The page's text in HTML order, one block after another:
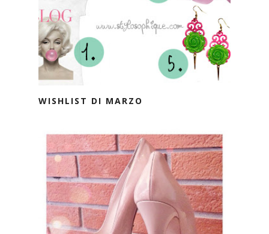
WISHLIST DI MARZO